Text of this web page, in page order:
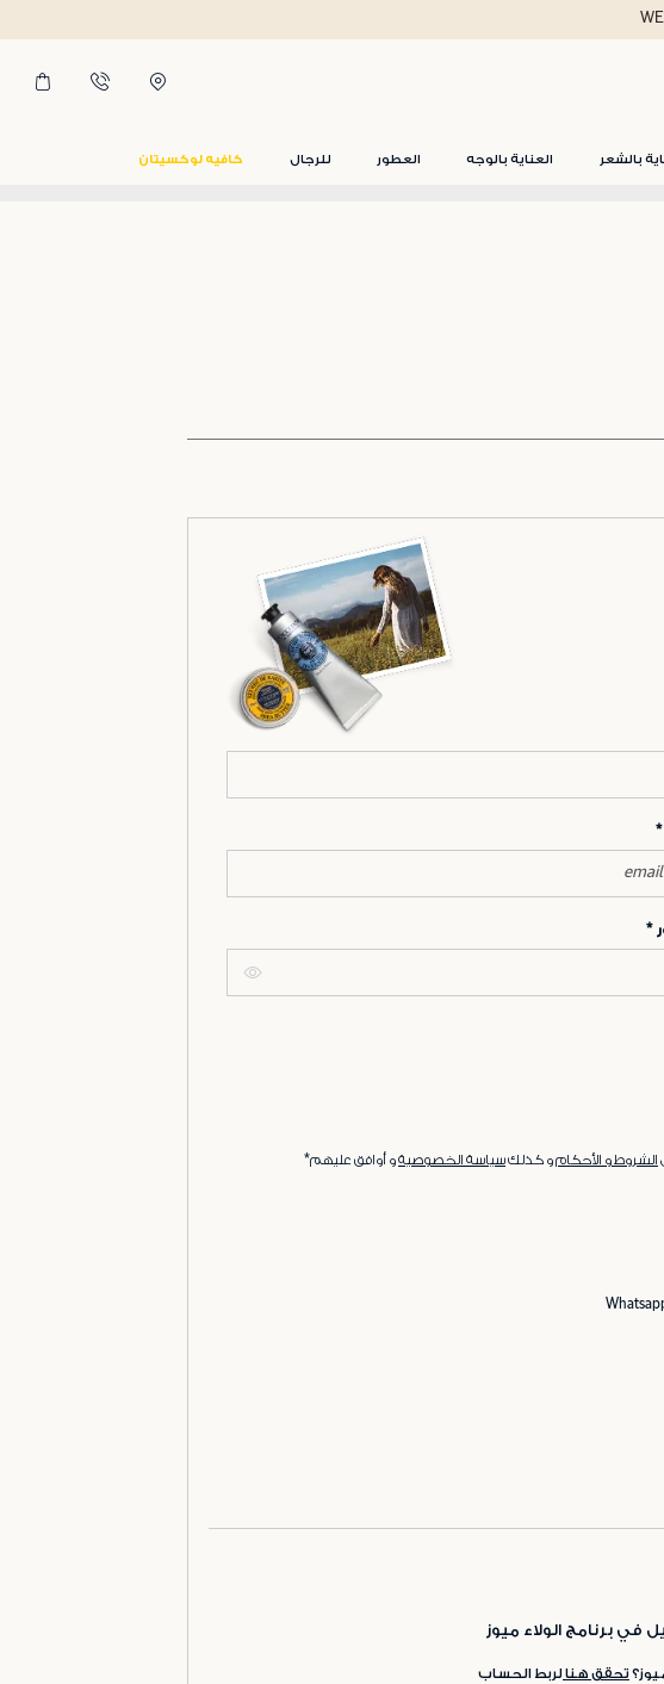
بالشعر العناية بالوجه العطور للرجال كافيه لوكسيتان
الشروط و الأحكامو كذلكسياسة الخصوصيةو أوافق عليهم*
في برنامج الولاء ميوز
تحقق هنا لربط الحساب